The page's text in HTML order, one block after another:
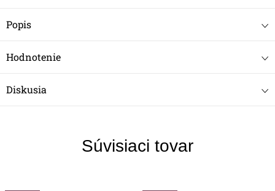
Popis
Hodnotenie
Diskusia
Súvisiaci tovar